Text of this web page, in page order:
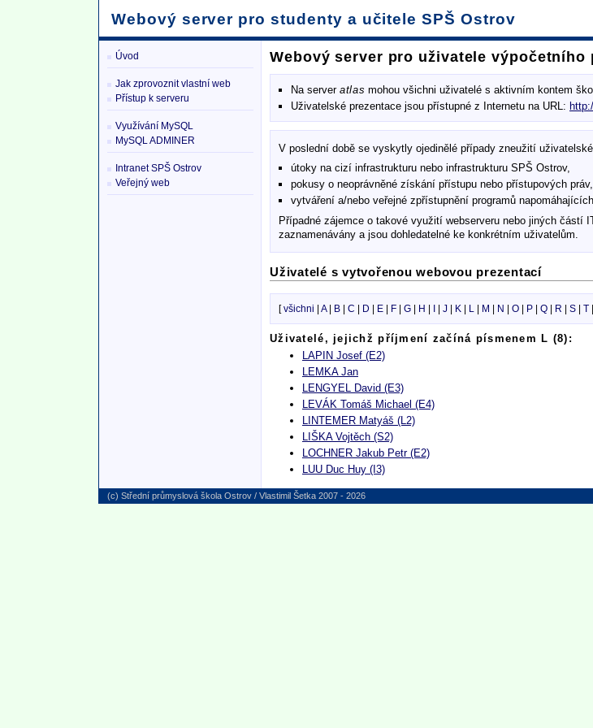
Webový server pro studenty a učitele SPŠ Ostrov
Úvod
Jak zprovoznit vlastní web
Přístup k serveru
Využívání MySQL
MySQL ADMINER
Intranet SPŠ Ostrov
Veřejný web
Webový server pro uživatele výpočetního
Na server atlas mohou všichni uživatelé s aktivním kontem
Uživatelské prezentace jsou přístupné z Internetu na URL:
V poslední době se vyskytly ojedinělé případy zneužití
útoky na cizí infrastrukturu nebo infrastrukturu SPŠ Ostrov,
pokusy o neoprávněné získání přístupu nebo přístupových práv,
vytváření a/nebo veřejné zpřístupnění programů
Případné zájemce o takové využití webserveru nebo jiných částí
zaznamenávány a jsou dohledatelné ke konkrétním uživatelům.
Uživatelé s vytvořenou webovou prezentací
[všichni A| B C D E F G H J K M N O P Q R S T
Uživatelé, jejichž příjmení začíná písmenem L (8):
LAPIN Josef (E2)
LEMKA Jan
LENGYEL David (E3)
LEVÁK Tomáš Michael (E4)
LINTEMER Matyáš (L2)
LIŠKA Vojtěch (S2)
LOCHNER Jakub Petr (E2)
LUU Duc Huy (I3)
(c) Střední průmyslová škola Ostrov / Vlastimil Šetka 2007 - 2026